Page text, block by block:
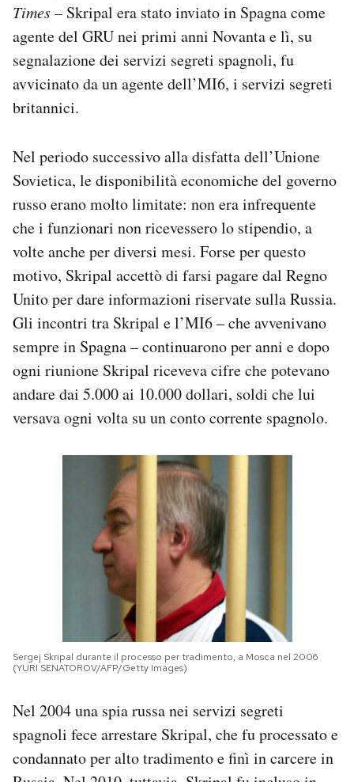
Times – Skripal era stato inviato in Spagna come
agente del GRU nei primi anni Novanta e lì, su
segnalazione dei servizi segreti spagnoli, fu
avvicinato da un agente dell’MI6, i servizi segreti
britannici.
Nel periodo successivo alla disfatta dell’Unione
Sovietica, le disponibilità economiche del governo
russo erano molto limitate: non era infrequente
che i funzionari non ricevessero lo stipendio, a
volte anche per diversi mesi. Forse per questo
motivo, Skripal accettò di farsi pagare dal Regno
Unito per dare informazioni riservate sulla Russia.
Gli incontri tra Skripal e l’MI6 – che avvenivano
sempre in Spagna – continuarono per anni e dopo
ogni riunione Skripal riceveva cifre che potevano
andare dai 5.000 ai 10.000 dollari, soldi che lui
versava ogni volta su un conto corrente spagnolo.
Sergej Skripal durante il processo per tradimento, a Mosca nel 2006
(YURI SENATOROV/AFP/Getty Images)
Nel 2004 una spia russa nei servizi segreti
spagnoli fece arrestare Skripal, che fu processato e
condannato per alto tradimento e finì in carcere in